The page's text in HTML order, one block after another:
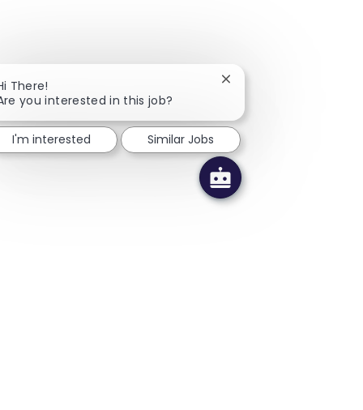
There!
you interested in this job?
Close chatbot
I'm interested Similar Jobs